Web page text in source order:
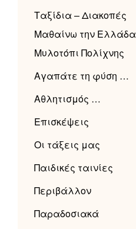
Ταξίδια – Διακοπές
Μαθαίνω την Ελλάδα
Μυλοτόπι Πολίχνης
Αγαπάτε τη φύση …
Αθλητισμός …
Επισκέψεις
Οι τάξεις μας
Παιδικές ταινίες
Περιβάλλον
Παραδοσιακά